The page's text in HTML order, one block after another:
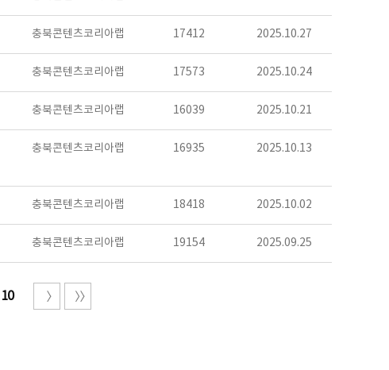
충북콘텐츠코리아랩 17412 2025.10.27
충북콘텐츠코리아랩 17573 2025.10.24
충북콘텐츠코리아랩 16039 2025.10.21
충북콘텐츠코리아랩 16935 2025.10.13
충북콘텐츠코리아랩 18418 2025.10.02
충북콘텐츠코리아랩 19154 2025.09.25
10